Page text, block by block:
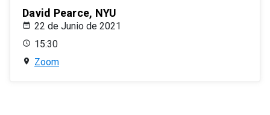
David Pearce, NYU
22 de Junio de 2021
15:30
Zoom